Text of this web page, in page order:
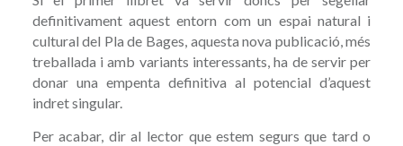
definitivament aquest entorn com un espai natural i
cultural del Pla de Bages, aquesta nova publicació, més
treballada i amb variants interessants, ha de servir per
donar una empenta definitiva al potencial d’aquest
indret singular.
Per acabar, dir al lector que estem segurs que tard o